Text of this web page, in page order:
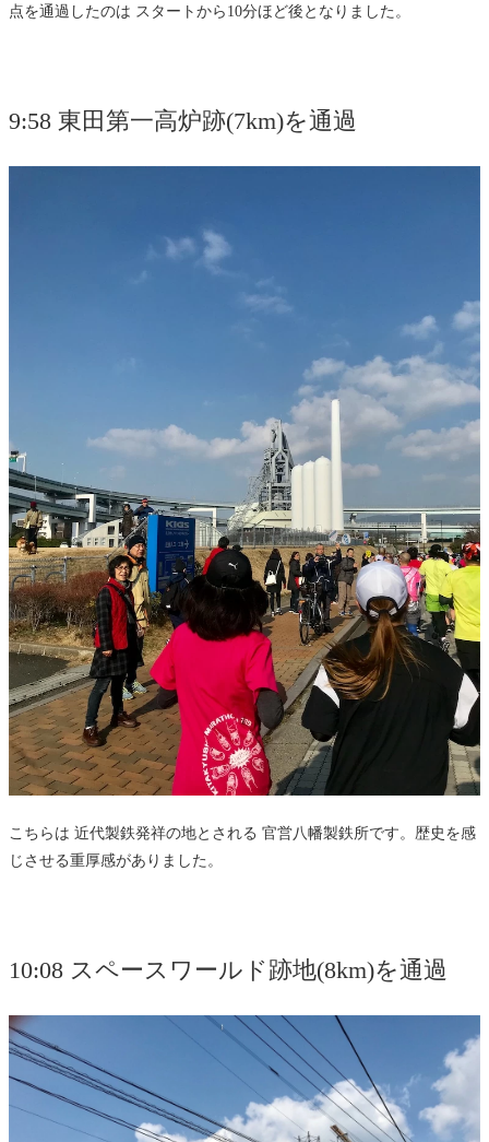
点を通過したのは スタートから10分ほど後となりました。
9:58 東田第一高炉跡(7km)を通過
こちらは 近代製鉄発祥の地とされる 官営八幡製鉄所です。歴史を感
じさせる重厚感がありました。
10:08 スペースワールド跡地(8km)を通過